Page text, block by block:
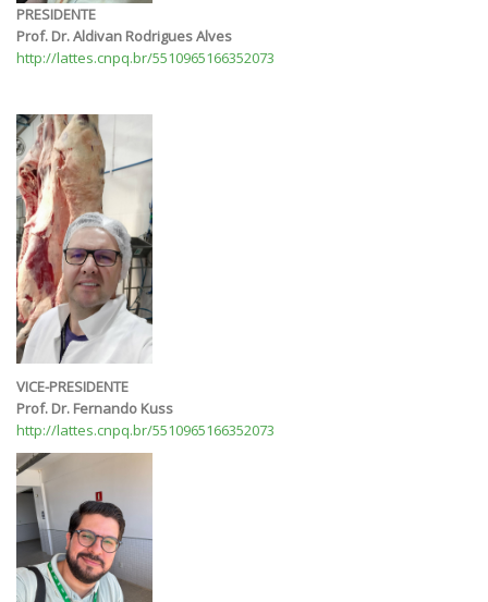
PRESIDENTE
Prof. Dr. Aldivan Rodrigues Alves
http://lattes.cnpq.br/5510965166352073
VICE-PRESIDENTE
Prof. Dr. Fernando Kuss
http://lattes.cnpq.br/5510965166352073